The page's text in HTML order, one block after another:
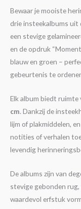
Bewaar je mooiste
drie insteekalbums uit
een stevige
en de opdruk
blauw en groen –
gebeurtenis te
Elk album biedt ruimte
cm. Dankzij de
lijm of plakmiddelen,
notities of verhalen
levendig
De albums zijn van
stevige gebonden rug,
waardevol erfstuk